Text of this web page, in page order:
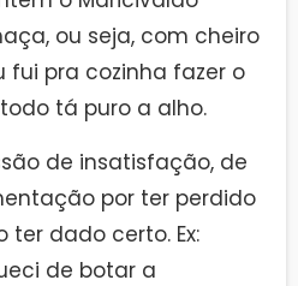
ou seja, com cheiro
fui pra cozinha fazer o
tá puro a alho.
de insatisfação, de
por ter perdido
ter dado certo. Ex:
de botar a